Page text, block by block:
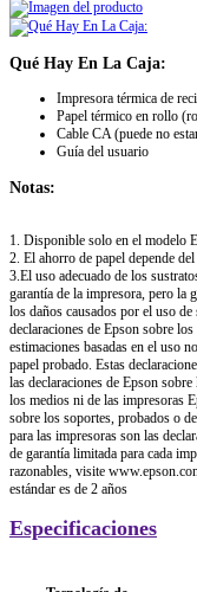
Qué Hay En La Caja:
Impresora térmica de
Papel térmico en rollo
Cable CA (puede no
Guía del usuario
Notas:
1. Disponible solo en el modelo
2. El ahorro de papel depende
3.El uso adecuado de los
garantía de la impresora, pero la
los daños causados por el uso
declaraciones de Epson sobre
estimaciones basadas en el uso
papel probado. Estas
las declaraciones de Epson
los medios ni de las impresoras
sobre los soportes, probados o
para las impresoras son las
de garantía limitada para cada
razonables, visite
estándar es de 2 años
Especificaciones